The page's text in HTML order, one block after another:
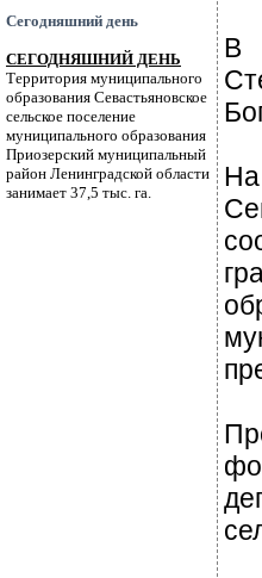
Сегодняшний день
СЕГОДНЯШНИЙ ДЕНЬ
Территория муниципального
образования Севастьяновское
сельское поселение
муниципального образования
Приозерский муниципальный
район Ленинградской области
занимает 37,5 тыс. га.
В